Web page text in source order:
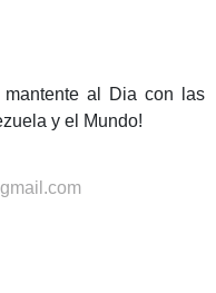
al Dia con las
y el Mundo!